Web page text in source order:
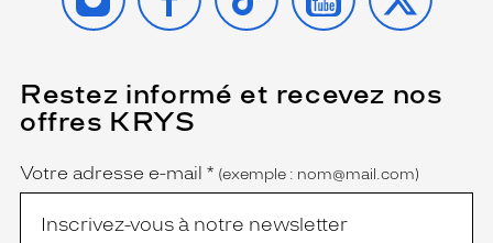
Restez informé et recevez nos
offres KRYS
Name
Votre adresse e-mail *
(Ce
champ
est
obligatoire)
(exemple : nom@mail.com)